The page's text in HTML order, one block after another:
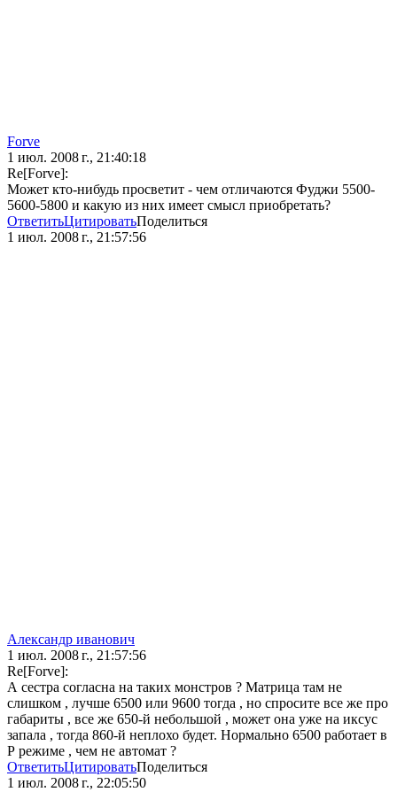
Forve
1 июл. 2008 г., 21:40:18
Re[Forve]:
Может кто-нибудь просветит - чем отличаются Фуджи 5500-
5600-5800 и какую из них имеет смысл приобретать?
ОтветитьЦитироватьПоделиться
1 июл. 2008 г., 21:57:56
Александр иванович
1 июл. 2008 г., 21:57:56
Re[Forve]:
А сестра согласна на таких монстров ? Матрица там не
слишком , лучше 6500 или 9600 тогда , но спросите все же про
габариты , все же 650-й небольшой , может она уже на иксус
запала , тогда 860-й неплохо будет. Нормально 6500 работает в
Р режиме , чем не автомат ?
ОтветитьЦитироватьПоделиться
1 июл. 2008 г., 22:05:50